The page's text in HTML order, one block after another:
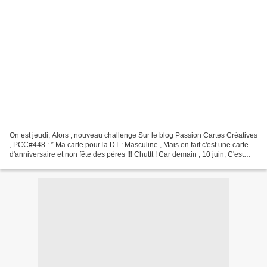
On est jeudi, Alors , nouveau challenge Sur le blog Passion Cartes Créatives
, PCC#448 : * Ma carte pour la DT : Masculine , Mais en fait c'est une carte
d'anniversaire et non fête des pères !!! Chuttt ! Car demain , 10 juin, C'est